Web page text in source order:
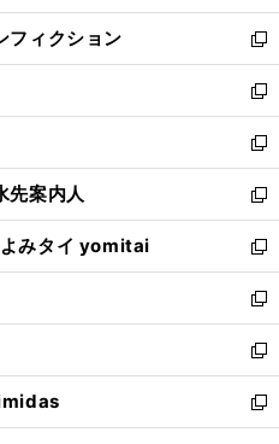
開
く
ウ
で
開
く
ン
ド
ウ
で
開
く
ウ
ィ
ン
ド
ウ
で
開
く
フィクション
新
し
い
ウ
ィ
ン
ド
ウ
で
開
く
新
し
い
ウ
ィ
ン
ド
ウ
で
開
く
新
し
い
ウ
ィ
ン
ド
ウ
で
開
く
先案内人
新
し
い
ウ
ィ
ン
ド
ウ
で
開
みタイ yomitai
新
し
い
ウ
ィ
ン
ド
ウ
新
し
い
ウ
ィ
ン
新
し
い
ウ
新
し